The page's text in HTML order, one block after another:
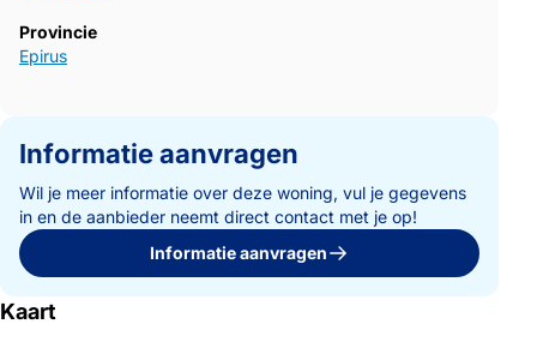
Provincie
Epirus
Informatie aanvragen
Wil je meer informatie over deze woning, vul je gegevens
in en de aanbieder neemt direct contact met je op!
Informatie aanvragen
Kaart